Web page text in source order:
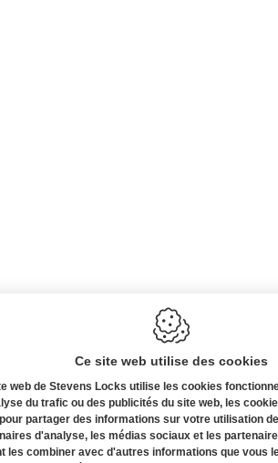
Belgique
Ce site web utilise des cookies
web de Stevens Locks utilise les cookies
du trafic ou des publicités du site web, les
partager des informations sur votre utilisation
d'analyse, les médias sociaux et les
les combiner avec d'autres informations que vous